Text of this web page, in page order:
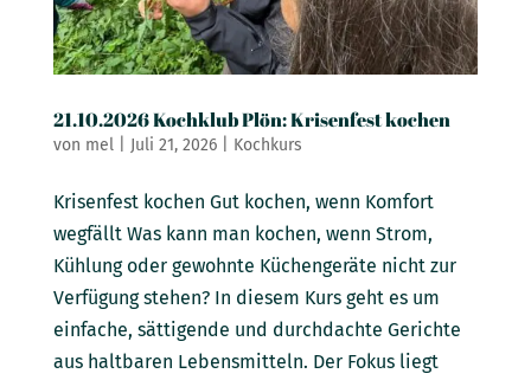
21.10.2026 Kochklub Plön: Krisenfest kochen
von mel| Juli 21, 2026| Kochkurs
Krisenfest kochen Gut kochen, wenn Komfort
wegfällt Was kann man kochen, wenn Strom,
Kühlung oder gewohnte Küchengeräte nicht zur
Verfügung stehen? In diesem Kurs geht es um
einfache, sättigende und durchdachte Gerichte
aus haltbaren Lebensmitteln. Der Fokus liegt